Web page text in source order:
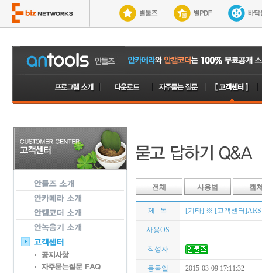
전체 사용법 캡
제 목 [기타] ※ [고객센터]ARS
사용OS
작성자
등록일 2015-03-09 17:11:32